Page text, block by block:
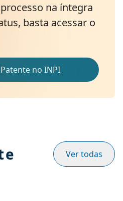
na íntegra
basta acessar o
no INPI
Ver todas